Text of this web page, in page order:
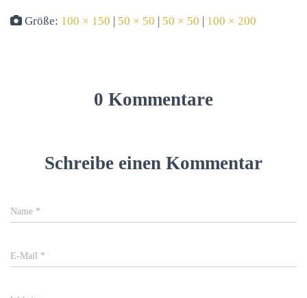
Größe: 100 × 150 | 50 × 50 | 50 × 50 | 100 × 200
0 Kommentare
Schreibe einen Kommentar
Name *
E-Mail *